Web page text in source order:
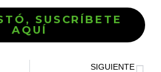
SUSCRÍBETE
AQUÍ
SIGUIENTE